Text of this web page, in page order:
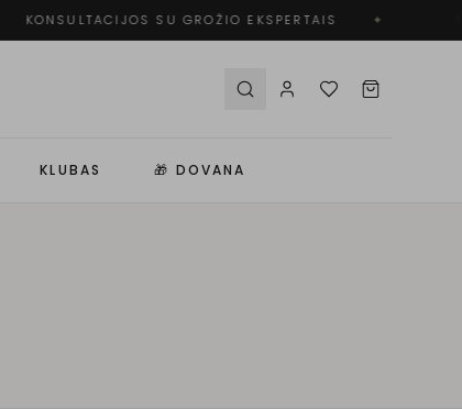
KONSULTACIJOS SU GROŽIO EKSPERTAIS ✦
KLUBAS 🎁 DOVANA